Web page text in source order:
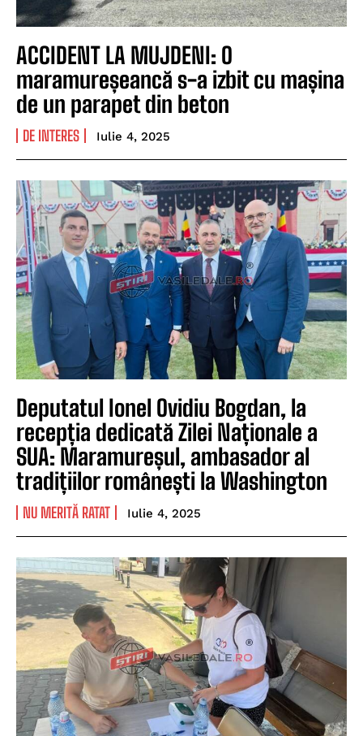
ACCIDENT LA MUJDENI: O
maramureșeancă s-a izbit cu mașina
de un parapet din beton
DE INTERES Iulie 4, 2025
Deputatul Ionel Ovidiu Bogdan, la
recepția dedicată Zilei Naționale a
SUA: Maramureșul, ambasador al
tradițiilor românești la Washington
NU MERITĂ RATAT Iulie 4, 2025